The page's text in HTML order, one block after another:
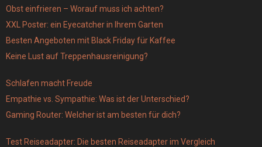
Obst einfrieren – Worauf muss ich achten?
XXL Poster: ein Eyecatcher in Ihrem Garten
Besten Angeboten mit Black Friday für Kaffee
Keine Lust auf Treppenhausreinigung?
Schlafen macht Freude
Empathie vs. Sympathie: Was ist der Unterschied?
Gaming Router: Welcher ist am besten für dich?
Test Reiseadapter: Die besten Reiseadapter im Vergleich